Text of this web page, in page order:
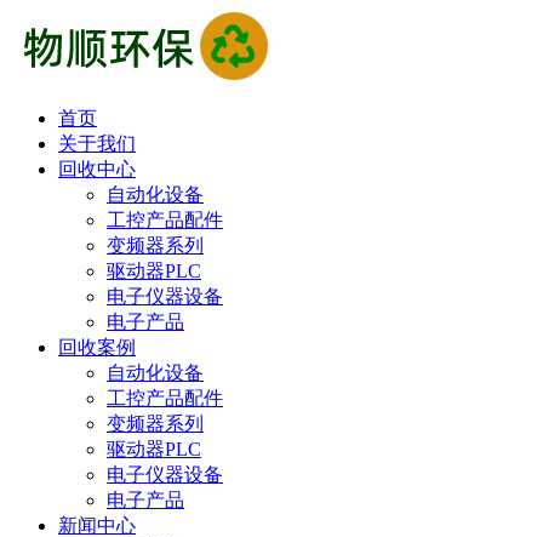
首页
关于我们
回收中心
自动化设备
工控产品配件
变频器系列
驱动器PLC
电子仪器设备
电子产品
回收案例
自动化设备
工控产品配件
变频器系列
驱动器PLC
电子仪器设备
电子产品
新闻中心